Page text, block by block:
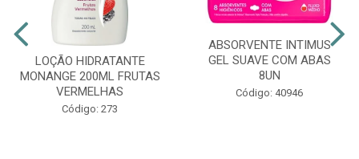
LOÇÃO HIDRATANTE
MONANGE 200ML FRUTAS
VERMELHAS
Código: 273
ABSORVENTE INTIMUS
GEL SUAVE COM ABAS
8UN
Código: 40946